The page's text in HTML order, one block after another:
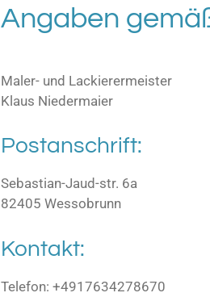
Angaben
Maler- und Lackierermeister
Klaus Niedermaier
Postanschrift:
Sebastian-Jaud-str. 6a
82405 Wessobrunn
Kontakt:
Telefon: +4917634278670